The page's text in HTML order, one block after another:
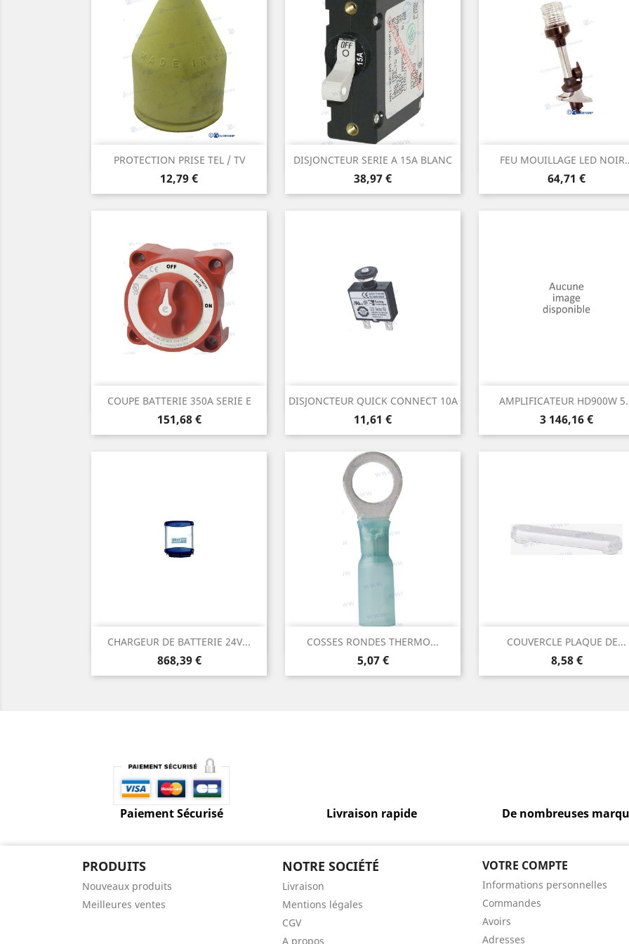
PROTECTION PRISE TEL / TV
Prix
12,79 €
Aperçu rapide DISJONCTEUR SERIE A 15A BLANC
Prix
38,97 €
Aperçu rapide FEU MOUILLAGE LED
Prix
64,71 €
Aperçu rapide
COUPE BATTERIE 350A SERIE E
Prix
151,68 €
Aperçu rapide DISJONCTEUR QUICK CONNECT 10A
Prix
11,61 €
Aperçu rapide AMPLIFICATEUR HD900W
Prix
3 146,16 €
Aperçu rapide
CHARGEUR DE BATTERIE 24V...
Prix
868,39 €
Aperçu rapide COSSES RONDES THERMO...
Prix
5,07 €
Aperçu rapide COUVERCLE PLAQUE DE...
Prix
8,58 €
Aperçu rapide
Paiement Sécurisé Livraison rapide De nombreuses
PRODUITS
Nouveaux produits
Meilleures ventes
NOTRE SOCIÉTÉ
Livraison
Mentions légales
CGV
A propos
VOTRE COMPTE
Informations personnelles
Commandes
Avoirs
Adresses